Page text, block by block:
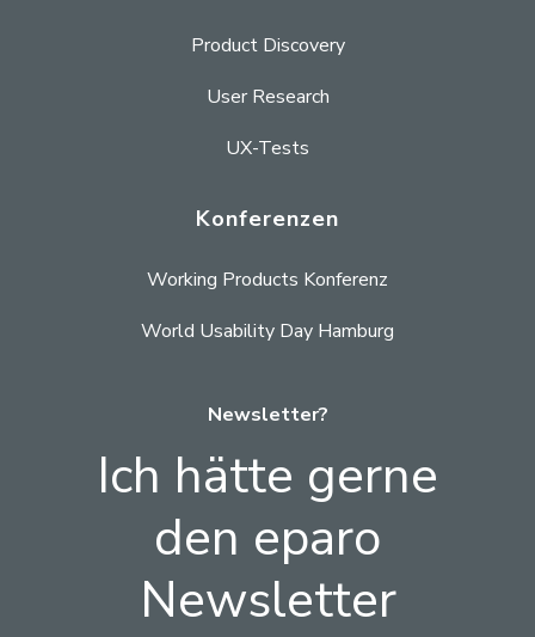
Product Discovery
User Research
UX-Tests
Konferenzen
Working Products Konferenz
World Usability Day Hamburg
Newsletter?
Ich hätte gerne
den eparo
Newsletter